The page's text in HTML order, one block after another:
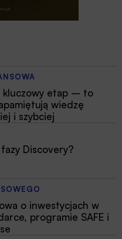
kluczowy etap – to
wiedzę
i szybciej
Discovery?
o inwestycjach w
programie SAFE i